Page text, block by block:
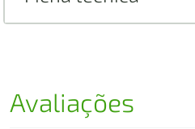
Avaliações